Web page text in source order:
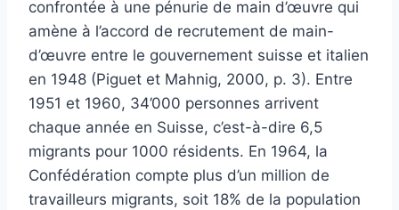
confrontée à une pénurie de main d’œuvre qui
amène à l’accord de recrutement de main-
d’œuvre entre le gouvernement suisse et italien
en 1948 (Piguet et Mahnig, 2000, p. 3). Entre
1951 et 1960, 34’000 personnes arrivent
chaque année en Suisse, c’est-à-dire 6,5
migrants pour 1000 résidents. En 1964, la
Confédération compte plus d’un million de
travailleurs migrants, soit 18% de la population